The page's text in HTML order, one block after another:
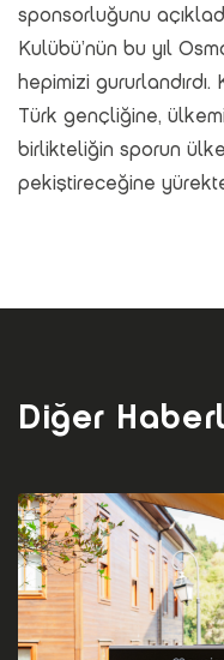
sponsorluğunu
Kulübü’nün bu yıl
hepimizi gururlandırdı.
Türk gençliğine,
birlikteliğin sporun
pekiştireceğine
Diğer